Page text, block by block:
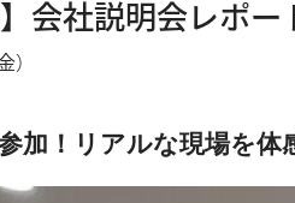
】会社説明会レポー
）
加！リアルな現場を体